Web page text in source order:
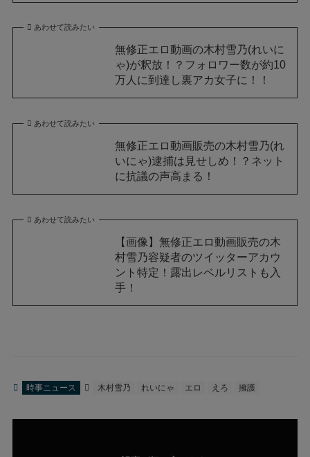
あわせて読みたい
無修正エロ動画の木村雪乃(れいに
ゃ)が釈放！？フォロワー数が約10
万人に到達し裏アカ女子に！！
あわせて読みたい
無修正エロ動画販売の木村雪乃(れ
いにゃ)逮捕は見せしめ！？ネット
に抗議の声高まる！
あわせて読みたい
【画像】無修正エロ動画販売の木
村雪乃容疑者のツイッターアカウ
ント特定！露出レベルリストも入
手！
時事ニュース 木村雪乃 れいにゃ エロ えろ 擁護